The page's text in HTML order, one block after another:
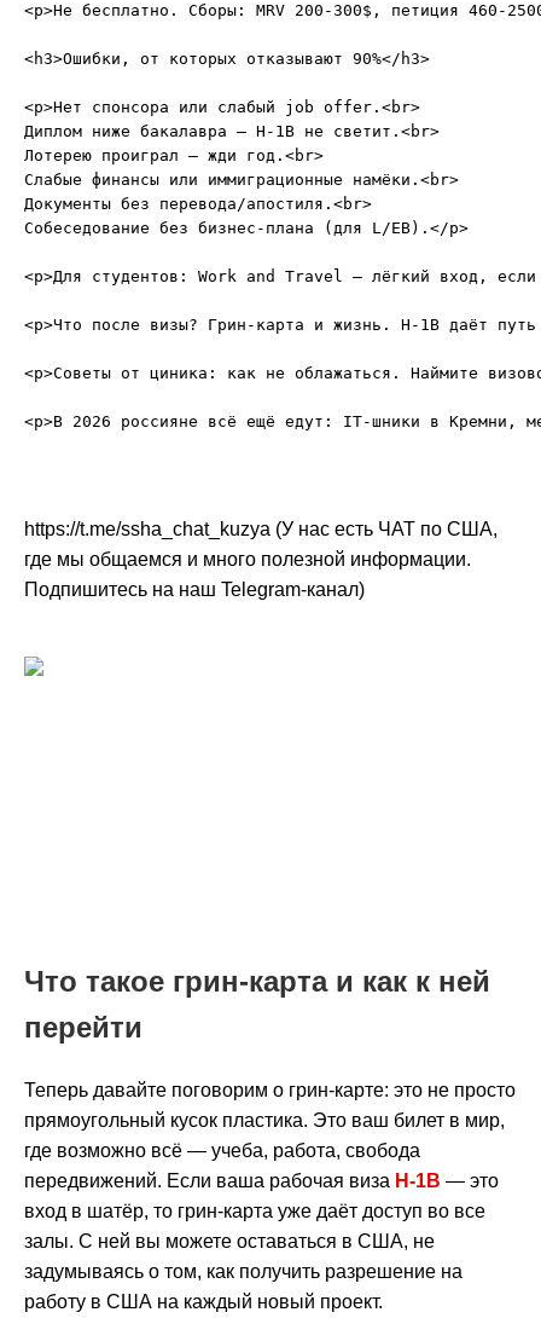
<p>Не бесплатно. Сборы: MRV 200-300$, петиция 460-
<h3>Ошибки, от которых отказывают 90%</h3>
<p>Нет спонсора или слабый job offer.<br>
Диплом ниже бакалавра — H-1B не светит.<br>
Лотерею проиграл — жди год.<br>
Слабые финансы или иммиграционные намёки.<br>
Документы без перевода/апостиля.<br>
Собеседование без бизнес-плана (для L/EB).</p>
<p>Для студентов: Work and Travel — лёгкий вход,
<p>Что после визы? Грин-карта и жизнь. H-1B даёт
<p>Советы от циника: как не облажаться. Наймите
https://t.me/ssha_chat_kuzya (У нас есть ЧАТ по США,
где мы общаемся и много полезной информации.
Подпишитесь на наш Telegram-канал)
Что такое грин-карта и как к ней
перейти
Теперь давайте поговорим о грин-карте: это не просто
прямоугольный кусок пластика. Это ваш билет в мир,
где возможно всё — учеба, работа, свобода
передвижений. Если ваша рабочая виза H-1B — это
вход в шатёр, то грин-карта уже даёт доступ во все
залы. С ней вы можете оставаться в США, не
задумываясь о том, как получить разрешение на
работу в США на каждый новый проект.